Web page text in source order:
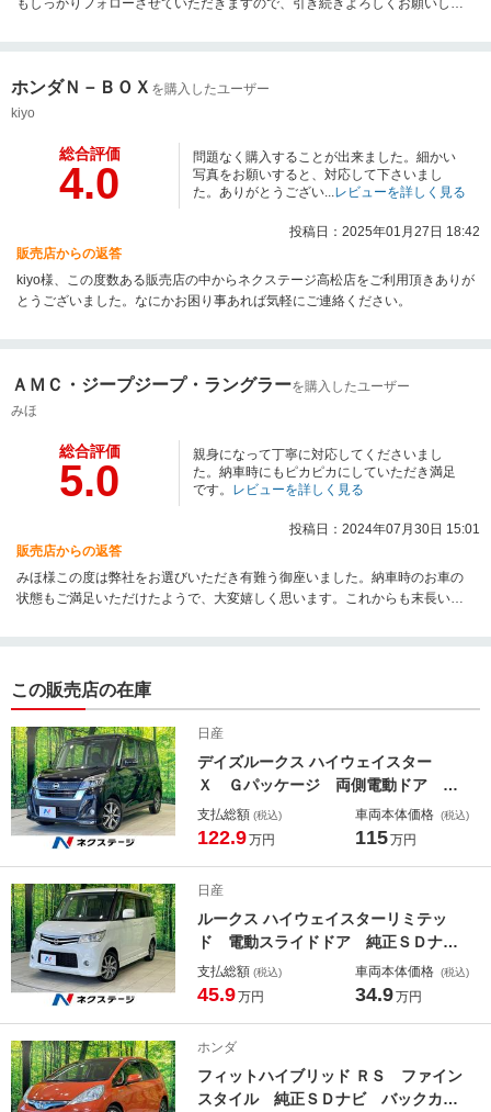
ホンダＮ－ＢＯＸ を購入したユーザー
kiyo
総合評価
4.0
問題なく購入することが出来ました。細かい
写真をお願いすると、対応して下さいまし
た。ありがとうござい... レビューを詳しく見る
投稿日：2025年01月27日 18:42
販売店からの返答
kiyo様、この度数ある販売店の中からネクステージ高松店をご利用頂きありが
とうございました。なにかお困り事あれば気軽にご連絡ください。
ＡＭＣ・ジープジープ・ラングラーを購入したユーザー
みほ
総合評価
5.0
親身になって丁寧に対応してくださいまし
た。納車時にもピカピカにしていただき満足
です。 レビューを詳しく見る
投稿日：2024年07月30日 15:01
販売店からの返答
みほ様この度は弊社をお選びいただき有難う御座いました。納車時のお車の
状態もご満足いただけたようで、大変嬉しく思います。これからも末長いお
この販売店の在庫
日産
デイズルークス ハイウェイスター
Ｘ Ｇパッケージ 両側電動ドア 純
正ＳＤナビ 全周囲カメラ 衝突被害
軽減システム 禁煙車 ドラレコ ス
ーム 車線逸脱警報 オートライト
支払総額 (税込)
122.9万円
車両本体価格 (税込)
115万円
日産
ルークス ハイウェイスターリミテッ
ド 電動スライドドア 純正ＳＤナ
ビ 禁煙車 スマートキー ＨＩＤヘ
ッド ＥＴＣ 純正１４インチアル
生
支払総額 (税込)
45.9万円
車両本体価格 (税込)
34.9万円
ホンダ
フィットハイブリッド ＲＳ ファイン
スタイル 純正ＳＤナビ バックカメ